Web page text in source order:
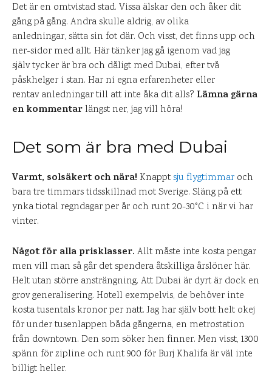
Det är en omtvistad stad. Vissa älskar den och åker dit
gång på gång. Andra skulle aldrig, av olika
anledningar, sätta sin fot där. Och visst, det finns upp och
ner-sidor med allt. Här tänker jag gå igenom vad jag
själv tycker är bra och dåligt med Dubai, efter två
påskhelger i stan. Har ni egna erfarenheter eller
rentav anledningar till att inte åka dit alls? Lämna gärna
en kommentar längst ner, jag vill höra!
Det som är bra med Dubai
Varmt, solsäkert och nära! Knapptsju flygtimmar och
bara tre timmars tidsskillnad mot Sverige. Släng på ett
ynka tiotal regndagar per år och runt 20-30°C i när vi har
vinter.
Något för alla prisklasser. Allt måste inte kosta pengar
men vill man så går det spendera åtskilliga årslöner här.
Helt utan större ansträngning. Att Dubai är dyrt är dock en
grov generalisering. Hotell exempelvis, de behöver inte
kosta tusentals kronor per natt. Jag har själv bott helt okej
för under tusenlappen båda gångerna, en metrostation
från downtown. Den som söker hen finner. Men visst, 1300
spänn för zipline och runt 900 för Burj Khalifa är väl inte
billigt heller.